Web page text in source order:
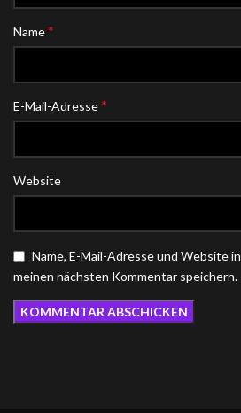
Name*
E-Mail-Adresse*
Website
Name, E-Mail-Adresse und Website
meinen nächsten Kommentar speichern.